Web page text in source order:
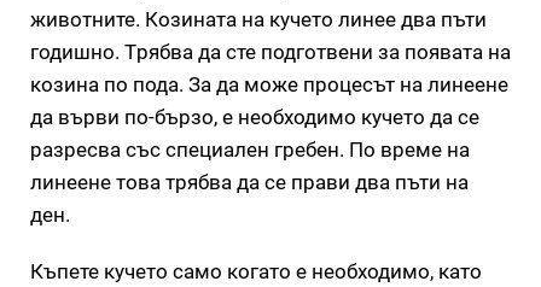
животните. Козината на кучето линее два пъти
годишно. Tрябва да сте подготвени за появата на
козина по пода. За да може процесът на линеене
да върви по-бързо, е необходимо кучето да се
разресва със специален гребен. По време на
линеене това трябва да се прави два пъти на
ден.
Къпете кучето само когато е необходимо, като